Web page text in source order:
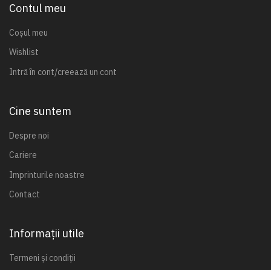
Contul meu
Coșul meu
Wishlist
Intră în cont/creează un cont
Cine suntem
Despre noi
Cariere
Imprinturile noastre
Contact
Informații utile
Termeni și condiții